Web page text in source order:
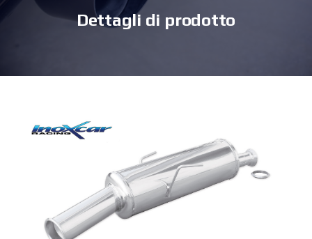
Dettagli di prodotto